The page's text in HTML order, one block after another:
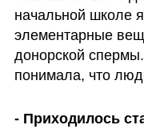
начальной школе
элементарные
донорской
понимала, что
- Приходилось